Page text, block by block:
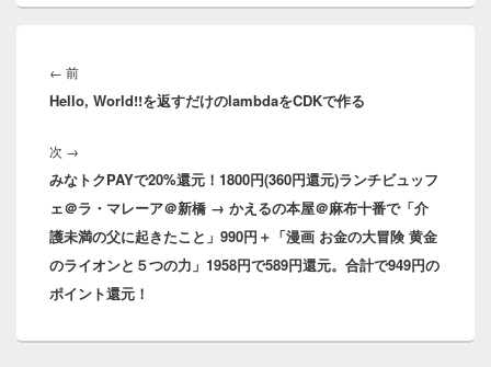
稿
ナ
ゲ
ー
シ
ョ
ン
← 前前
の
Hello, World!!を返すだけのlambdaをCDKで作る
次 →
の
投
稿:
みなトクPAYで20%還元！1800円(360円還元)ランチビュッフ
ェ＠ラ・マレーア＠新橋 → かえるの本屋＠麻布十番で「介
護未満の父に起きたこと」990円＋「漫画 お金の大冒険 黄金
のライオンと５つの力」1958円で589円還元。合計で949円の
ポイント還元！